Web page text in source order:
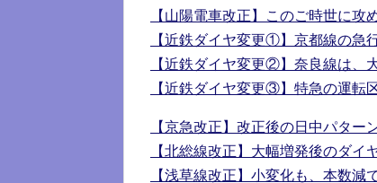
【山陽電車改正】このご時世に
【近鉄ダイヤ変更①】京都線の急
【近鉄ダイヤ変更②】奈良線は、
【近鉄ダイヤ変更③】特急の運転
【京急改正】改正後の日中パター
【北総線改正】大幅増発後のダイ
【浅草線改正】小変化も、本数減